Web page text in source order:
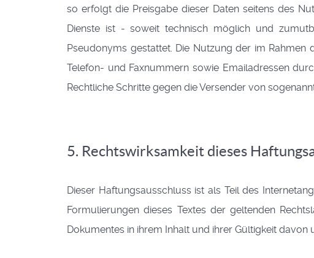
so erfolgt die Preisgabe dieser Daten seitens des
Dienste ist - soweit technisch möglich und
Pseudonyms gestattet. Die Nutzung der im
Telefon- und Faxnummern sowie Emailadressen
Rechtliche Schritte gegen die Versender von
5. Rechtswirksamkeit dieses
Dieser Haftungsausschluss ist als Teil des
Formulierungen dieses Textes der geltenden
Dokumentes in ihrem Inhalt und ihrer Gültigkeit davon